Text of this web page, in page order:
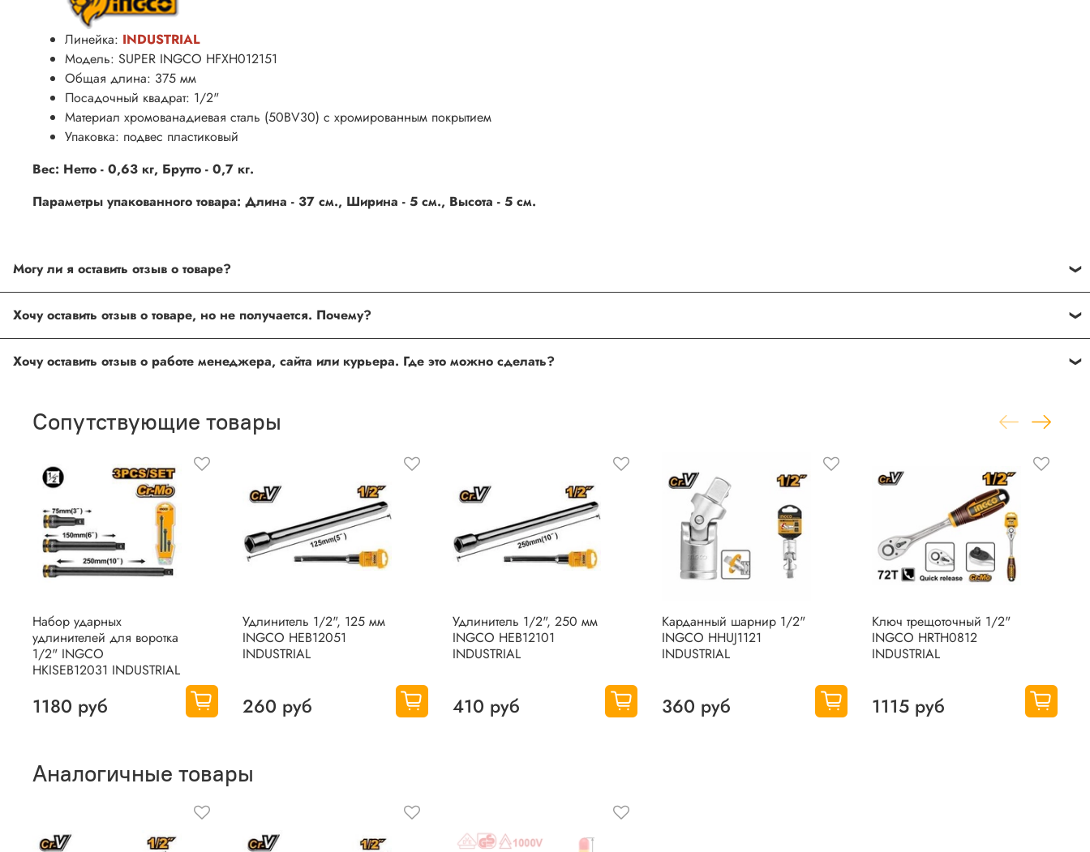
Линейка: INDUSTRIAL
Модель: SUPER INGCO HFXH012151
Общая длина: 375 мм
Посадочный квадрат: 1/2"
Материал хромованадиевая сталь (50BV30) с хромированным покрытием
Упаковка: подвес пластиковый
Вес: Нетто - 0,63 кг, Брутто - 0,7 кг.
Параметры упакованного товара: Длина - 37 см., Ширина - 5 см., Высота - 5 см.
товарах проходят модерацию.
ingco.or.itk@gmail.com; ingco.spb@mail.ru
Ваш отзыв о товаре, магазине или работе продавца поможет нам улучшать сервис и будет полезен другим покупателям.
Сопутствующие товары
Набор ударных
удлинителей для воротка
1/2" INGCO
HKISEB12031 INDUSTRIAL
1180 руб
Удлинитель 1/2", 125 мм
INGCO HEB12051
INDUSTRIAL
260 руб
Удлинитель 1/2", 250 мм
INGCO HEB12101
INDUSTRIAL
410 руб
Карданный шарнир 1/2"
INGCO HHUJ1121
INDUSTRIAL
360 руб
Ключ трещоточный 1/2"
INGCO HRTH0812
INDUSTRIAL
1115 руб
Аналогичные товары